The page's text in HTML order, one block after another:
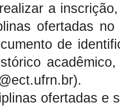
a
ofertadas
de
ofertadas e